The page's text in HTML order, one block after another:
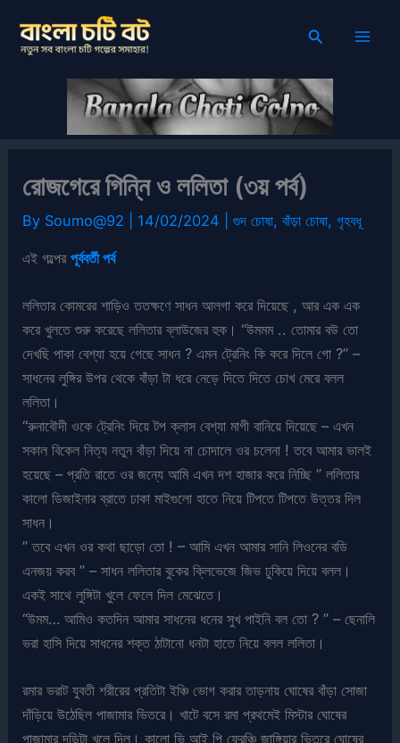
content
Search
রোজগেরে গিন্নি ও ললিতা (৩য় পর্ব)
By Soumo@92 14/02/2024 |গুদ চোষা,বাঁড়া চোষা,গৃহবধূ
এই গল্পেরপূর্ববর্তী পর্ব
ললিতার কোমরের শাড়িও ততক্ষণে সাধন আলগা করে দিয়েছে , আর এক এক
করে খুলতে শুরু করেছে ললিতার ব্লাউজের হুক। “উমমম .. তোমার বউ তো
দেখছি পাকা বেশ্যা হয়ে গেছে সাধন ? এমন ট্রেনিং কি করে দিলে গো ?” –
সাধনের লুঙ্গির উপর থেকে বাঁড়া টা ধরে নেড়ে দিতে দিতে চোখ মেরে বলল
ললিতা।
“রুনাবৌদী ওকে ট্রেনিং দিয়ে টপ ক্লাস বেশ্যা মাগী বানিয়ে দিয়েছে – এখন
সকাল বিকেল নিত্য নতুন বাঁড়া দিয়ে না চোদালে ওর চলেনা ! তবে আমার ভালই
হয়েছে – প্রতি রাতে ওর জন্যে আমি এখন দশ হাজার করে নিচ্ছি ” ললিতার
কালো ডিজাইনার ব্রাতে ঢাকা মাইগুলো হাতে নিয়ে টিপতে টিপতে উত্তর দিল
সাধন।
” তবে এখন ওর কথা ছাড়ো তো ! – আমি এখন আমার সানি লিওনের বডি
এনজয় করব ” – সাধন ললিতার বুকের ক্লিভেজে জিভ ঢুকিয়ে দিয়ে বলল।
একই সাথে লুঙ্গিটা খুলে ফেলে দিল মেঝেতে।
“উমম… আমিও কতদিন আমার সাধনের ধনের সুখ পাইনি বল তো ? ” – ছেনালি
ভরা হাসি দিয়ে সাধনের শক্ত ঠাটানো ধনটা হাতে নিয়ে বলল ললিতা।
রমার ভরাট যুবতী শরীরের প্রতিটা ইঞ্চি ভোগ করার তাড়নায় ঘোষের বাঁড়া সোজা
দাঁড়িয়ে উঠেছিল পাজামার ভিতরে। খাটে বসে রমা প্রথমেই মিস্টার ঘোষের
পাজামার দড়িটা খুলে দিল। কালো ভি আই পি ফ্রেঞ্চি জাঙ্গিয়ার ভিতরে ঘোষের